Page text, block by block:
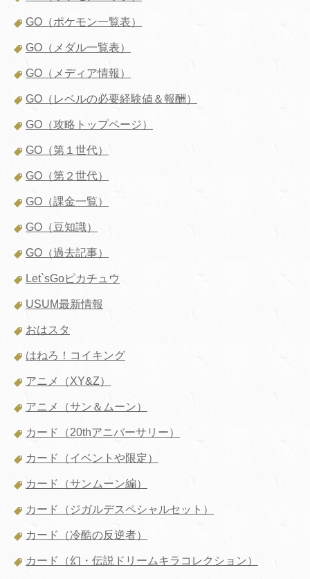
GO（ポケモン一覧表）
GO（メダル一覧表）
GO（メディア情報）
GO（レベルの必要経験値＆報酬）
GO（攻略トップページ）
GO（第１世代）
GO（第２世代）
GO（課金一覧）
GO（豆知識）
GO（過去記事）
Let`sGoピカチュウ
USUM最新情報
おはスタ
はねろ！コイキング
アニメ（XY&Z）
アニメ（サン＆ムーン）
カード（20thアニバーサリー）
カード（イベントや限定）
カード（サンムーン編）
カード（ジガルデスペシャルセット）
カード（冷酷の反逆者）
カード（幻・伝説ドリームキラコレクション）